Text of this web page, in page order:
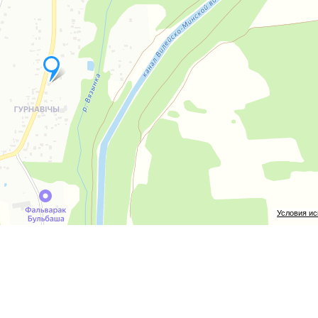
с больницей, школами, детскими садами и магазинами.
водной системы, карьеры и туристические маршруты.
бизнеса или уединенного проживания на природе.
проекта, ввод в эксплуатацию.
на реконструкции деревянных домов.
эту.
Условия